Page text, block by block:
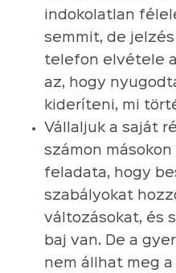
indokolatlan
semmit, de
telefon elvétele
az, hogy
kideríteni, mi
Vállaljuk a saját
számon
feladata, hogy
szabályokat
változásokat, és
baj van. De a
nem állhat meg